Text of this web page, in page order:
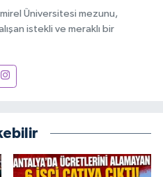
Üniversitesi mezunu,
istekli ve meraklı bir